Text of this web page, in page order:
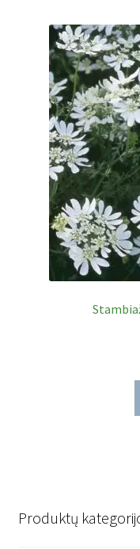
Produktų